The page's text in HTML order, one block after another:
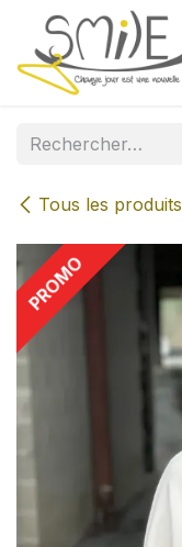
Se rendre au contenu
Tous les produits
PROMO